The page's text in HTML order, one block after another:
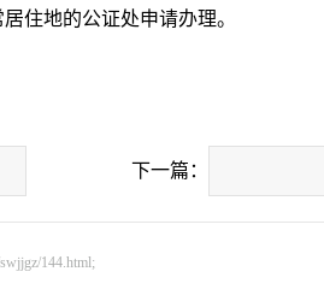
住地的公证处申请办理。
下一篇：
144.html;